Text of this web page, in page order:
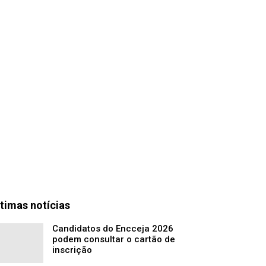
notícias
Candidatos do Encceja 2026
podem consultar o cartão de
inscrição